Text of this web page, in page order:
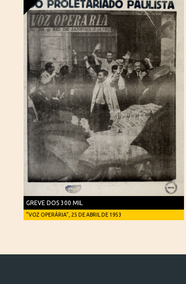
GREVE DOS 300 MIL
"VOZ OPERÁRIA", 25 DE ABRIL DE 1953